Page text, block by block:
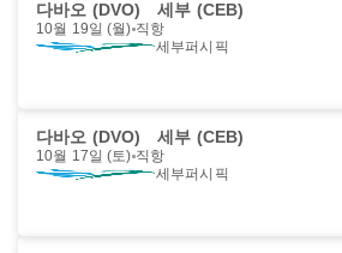
다바오 (DVO) 세부 (CEB)
10월 19일 (월) 직항
세부퍼시픽
다바오 (DVO) 세부 (CEB)
10월 17일 (토) 직항
세부퍼시픽